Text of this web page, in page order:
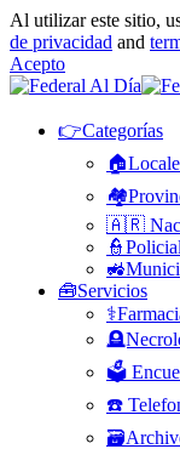
Al utilizar este sitio,
de privacidad and
Acepto
👉Categorías
🇦🇷
🧰Servicios
🗳️
☎️